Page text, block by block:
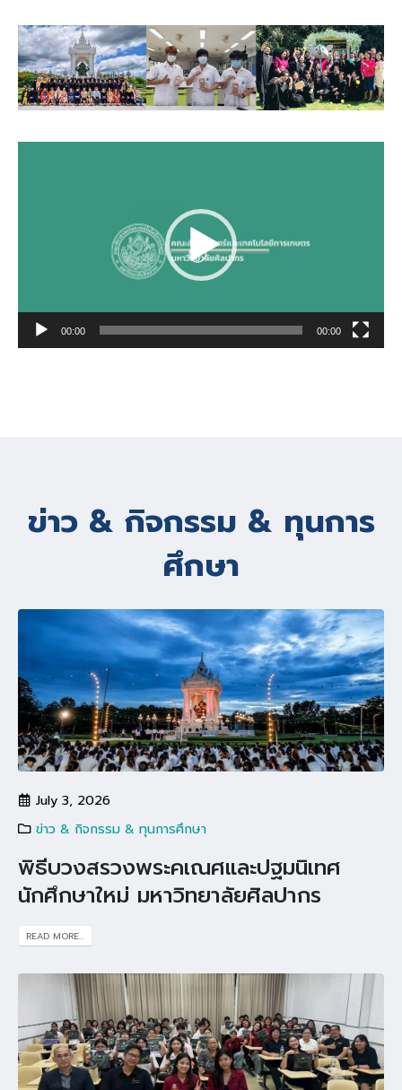
00:00 00:00
ข่าว & กิจกรรม & ทุนการ
ศึกษา
July 3, 2026
ข่าว & กิจกรรม & ทุนการศึกษา
พิธีบวงสรวงพระคเณศและปฐมนิเทศ
นักศึกษาใหม่ มหาวิทยาลัยศิลปากร
READ MORE...